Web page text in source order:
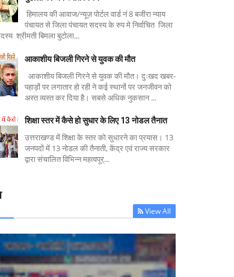
हिमालय की आवाज/न्यूज़ पोर्टल वार्ड नं 8 बजीरा न्याय
पंचायत से जिला पंचायत सदस्य के रुप मे निर्वाचित जिला
श्रीमती बिमला बुटोला...
आकाशीय बिजली गिरने से युवक की मौत
आकाशीय बिजली गिरने से युवक की मौत। दुःखद खबर-
पहाड़ों पर लगातार हो रही ने कई स्थानों पर जनजीवन को
अस्त व्यस्त कर दिया है। सबसे अधिक नुकसान ...
शिक्षा स्तर में कैसे हो सुधार के लिए 13 नोडल तैनात
उत्तराखण्ड में शिक्षा के स्तर को सुधारने का प्रयास। 13
जनपदों में 13 नोडल की तैनाती, केंद्र एवं राज्य सरकार
द्वारा संचालित विभिन्न महत्वपूर्...
View All